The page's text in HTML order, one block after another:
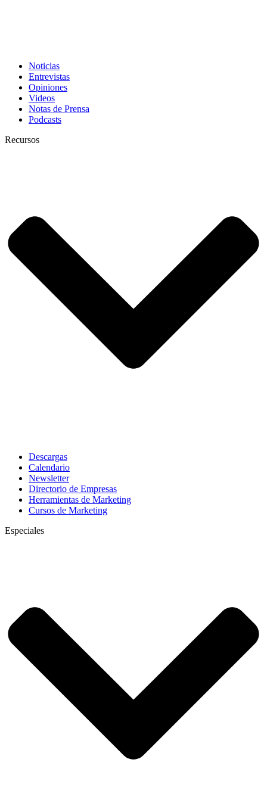
Noticias
Entrevistas
Opiniones
Videos
Notas de Prensa
Podcasts
Recursos
Descargas
Calendario
Newsletter
Directorio de Empresas
Herramientas de Marketing
Cursos de Marketing
Especiales